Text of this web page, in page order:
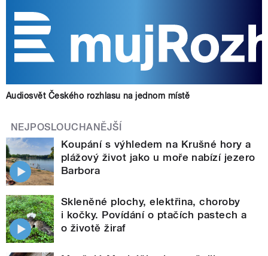
Audiosvět Českého rozhlasu na jednom místě
NEJPOSLOUCHANĚJŠÍ
Koupání s výhledem na Krušné hory a
plážový život jako u moře nabízí jezero
Barbora
Skleněné plochy, elektřina, choroby
i kočky. Povídání o ptačích pastech a
o životě žiraf